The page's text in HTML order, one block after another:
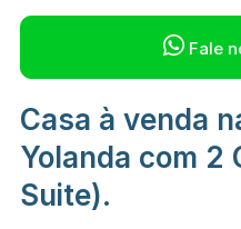
 Fale
Casa à venda
Yolanda com 2
Suite).